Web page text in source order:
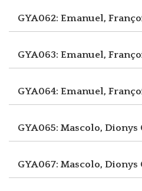
GYA062: Emanuel,
GYA063: Emanuel,
GYA064: Emanuel,
GYA065: Mascolo, Dionys
GYA067: Mascolo, Dionys